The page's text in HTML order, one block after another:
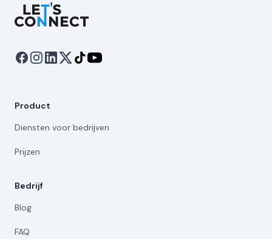
Let's Connect
Product
Diensten voor bedrijven
Prijzen
Bedrijf
Blog
FAQ